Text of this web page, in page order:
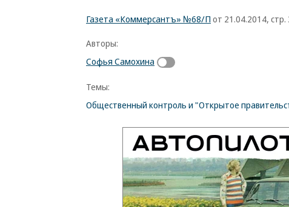
Газета «Коммерсантъ» №68/П от 21.04.2014, стр.
Авторы:
Софья Самохина
Темы:
Общественный контроль и "Открытое